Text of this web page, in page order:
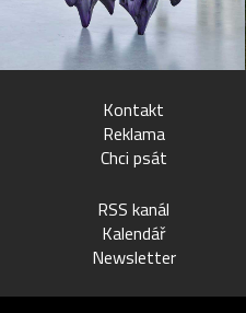
Kontakt
Reklama
Chci psát
RSS kanál
Kalendář
Newsletter